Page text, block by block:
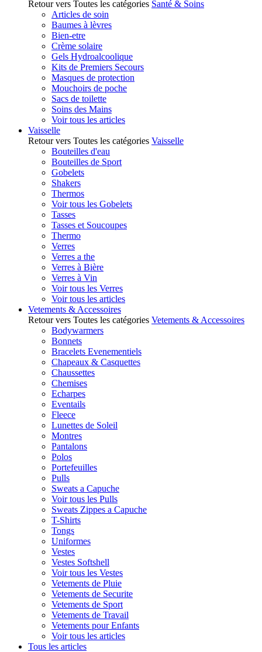
Retour vers Toutes les catégories Santé & Soins
Articles de soin
Baumes à lèvres
Bien-etre
Crème solaire
Gels Hydroalcoolique
Kits de Premiers Secours
Masques de protection
Mouchoirs de poche
Sacs de toilette
Soins des Mains
Voir tous les articles
Vaisselle
Retour vers Toutes les catégories Vaisselle
Bouteilles d'eau
Bouteilles de Sport
Gobelets
Shakers
Thermos
Voir tous les Gobelets
Tasses
Tasses et Soucoupes
Thermo
Verres
Verres a the
Verres à Bière
Verres à Vin
Voir tous les Verres
Voir tous les articles
Vetements & Accessoires
Retour vers Toutes les catégories Vetements & Accessoires
Bodywarmers
Bonnets
Bracelets Evenementiels
Chapeaux & Casquettes
Chaussettes
Chemises
Echarpes
Eventails
Fleece
Lunettes de Soleil
Montres
Pantalons
Polos
Portefeuilles
Pulls
Sweats a Capuche
Voir tous les Pulls
Sweats Zippes a Capuche
T-Shirts
Tongs
Uniformes
Vestes
Vestes Softshell
Voir tous les Vestes
Vetements de Pluie
Vetements de Securite
Vetements de Sport
Vetements de Travail
Vetements pour Enfants
Voir tous les articles
Tous les articles